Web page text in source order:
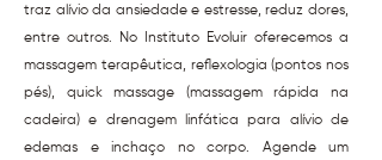
traz alívio da ansiedade e estresse, reduz dores,
entre outros. No Instituto Evoluir oferecemos a
massagem terapêutica, reflexologia (pontos nos
pés), quick massage (massagem rápida na
cadeira) e drenagem linfática para alívio de
edemas e inchaço no corpo. Agende um